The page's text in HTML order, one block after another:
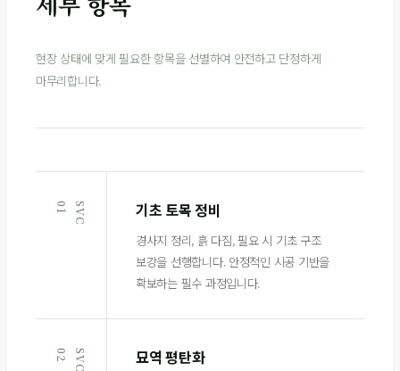
현장 상태에 맞게 필요한 항목을 선별하여 안전하고 단정하게
마무리합니다.
S
V
C
0
1 기초 토목 정비
경사지 정리, 흙 다짐, 필요 시 기초 구조
보강을 선행합니다. 안정적인 시공 기반을
확보하는 필수 과정입니다.
S
V
C
0
2 묘역 평탄화